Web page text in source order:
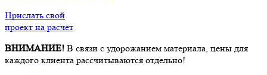
Прислать свой
проект на расчёт
ВНИМАНИЕ! В связи с удорожанием материала, цены для
каждого клиента рассчитываются отдельно!